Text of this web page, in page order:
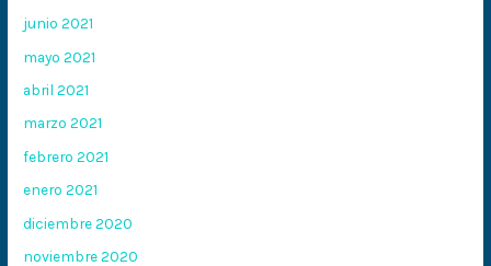
junio 2021
mayo 2021
abril 2021
marzo 2021
febrero 2021
enero 2021
diciembre 2020
noviembre 2020